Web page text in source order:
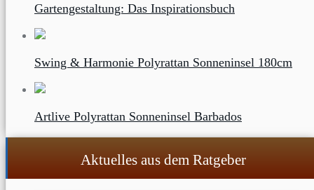
Gartengestaltung: Das Inspirationsbuch
Swing & Harmonie Polyrattan Sonneninsel 180cm
Artlive Polyrattan Sonneninsel Barbados
Aktuelles aus dem Ratgeber